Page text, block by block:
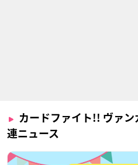
カードファイト!! ヴァン
連ニュース